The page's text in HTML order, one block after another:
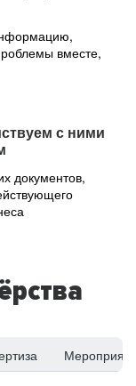
вместе,
с ними
документов,